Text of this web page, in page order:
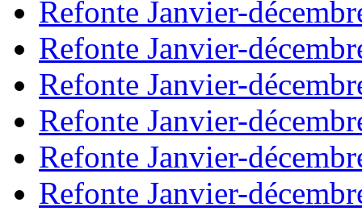
Refonte Janvier-
Refonte Janvier-
Refonte Janvier-
Refonte Janvier-
Refonte Janvier-
Refonte Janvier-